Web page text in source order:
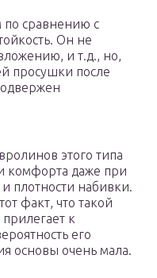
сравнению с
Он не
и т.д., но,
просушки после
этого типа
комфорта даже при
плотности набивки.
факт, что такой
к
его
основы очень мала.